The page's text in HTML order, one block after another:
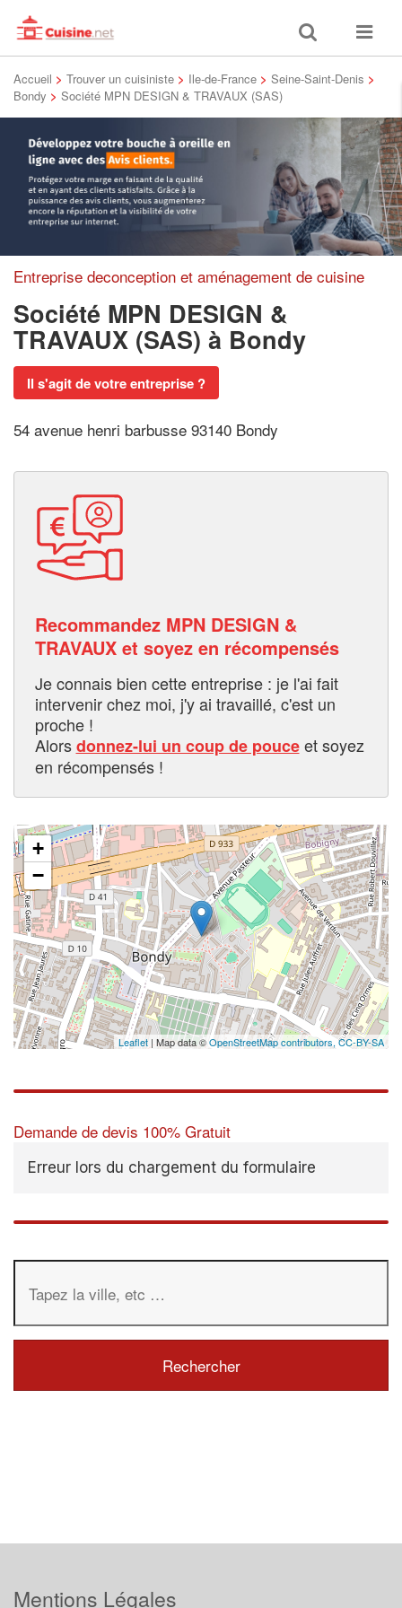
Toggle
search
Toggle
Accueil > Trouver un cuisiniste > Ile-de-France > Seine-Saint-Denis >
Bondy > Société MPN DESIGN & TRAVAUX (SAS)
Entreprise deconception et aménagement de cuisine
Société MPN DESIGN &
TRAVAUX (SAS) à Bondy
Il s'agit de votre entreprise ?
54 avenue henri barbusse 93140 Bondy
Recommandez MPN DESIGN &
TRAVAUX et soyez en récompensés
Je connais bien cette entreprise : je l'ai fait
intervenir chez moi, j'y ai travaillé, c'est un
proche !
Alorsdonnez-lui un coup de pouceet soyez
en récompensés !
+
−
Leaflet | Map data ©OpenStreetMap contributors,CC-BY-SA
Demande de devis 100% Gratuit
Erreur lors du chargement du formulaire
Mentions Légales